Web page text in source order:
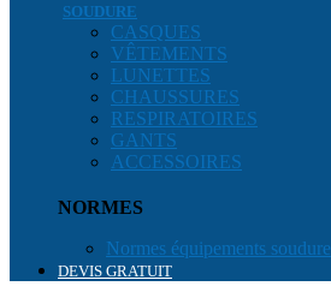
SOUDURE
CASQUES
VÊTEMENTS
LUNETTES
CHAUSSURES
RESPIRATOIRES
GANTS
ACCESSOIRES
NORMES
Normes équipements soudure
DEVIS GRATUIT